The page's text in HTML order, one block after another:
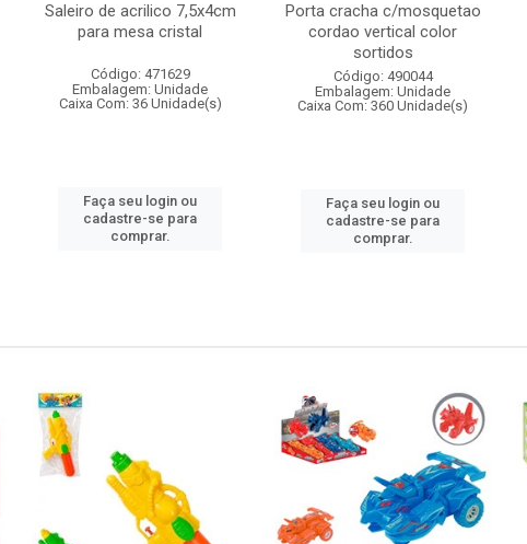
Saleiro de acrilico 7,5x4cm
para mesa cristal
Código: 471629
Embalagem: Unidade
Caixa Com: 36 Unidade(s)
Faça seu login ou
cadastre-se para
comprar.
Porta cracha c/mosquetao
cordao vertical color
sortidos
Código: 490044
Embalagem: Unidade
Caixa Com: 360 Unidade(s)
Faça seu login ou
cadastre-se para
comprar.